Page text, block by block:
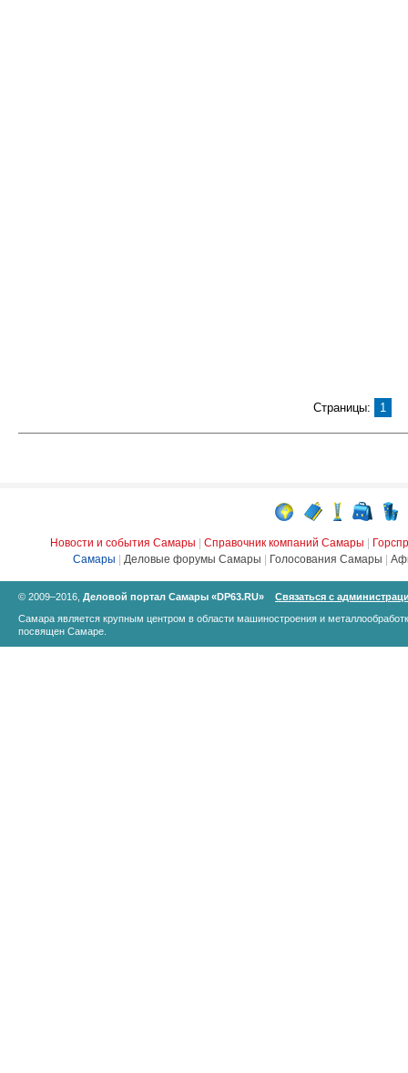
Страницы: 1
Новости и события Самары Справочник компаний Самары
Самары
Деловые форумы Самары Голосования Самары
© 2009–2016, Деловой портал Самары «DP63.RU»
Связаться с
Самара является крупным центром в области машиностроения и
посвящен Самаре.